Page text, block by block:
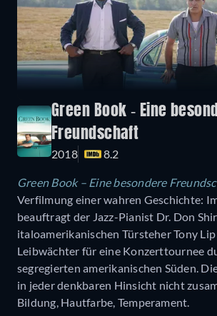
Green Book - Eine
Freundschaft
2018 8.2
Green Book – Eine besondere
Verfilmung einer wahren Geschichte:
beauftragt der Jazz-Pianist Dr. Don
italoamerikanischen Türsteher Tony
Leibwächter für eine Konzerttournee
segregierten amerikanischen Süden.
in jeder denkbaren Hinsicht nicht
Bildung, Hautfarbe, Temperament.